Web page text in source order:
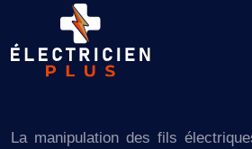
La manipulation des fils